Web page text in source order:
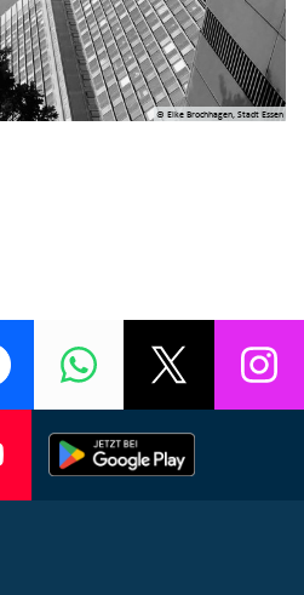
© Elke Brochhagen, Stadt Essen